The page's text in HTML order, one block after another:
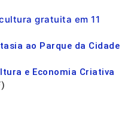
gratuita em 11
ao Parque da Cidade
e Economia Criativa